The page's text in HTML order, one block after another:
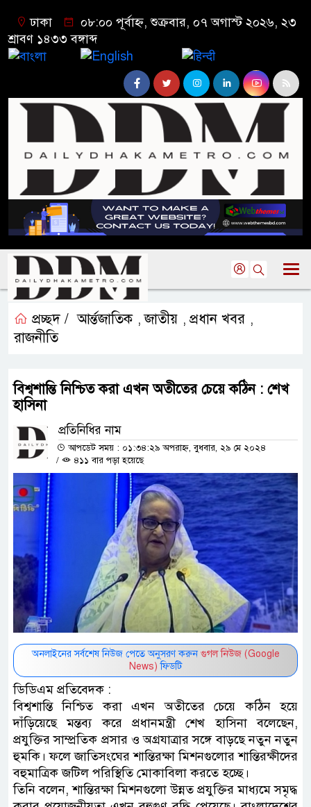
ঢাকা
০৮:০০ পূর্বাহ্ন, শুক্রবার, ০৭ অগাস্ট ২০২৬, ২৩
শ্রাবণ ১৪৩৩ বঙ্গাব্দ
প্রচ্ছদ / আর্ন্তজাতিক ,জাতীয় , প্রধান খবর ,
রাজনীতি
বিশ্বশান্তি নিশ্চিত করা এখন অতীতের চেয়ে কঠিন : শেখ
হাসিনা
প্রতিনিধির নাম
আপডেট সময় : ০১:৩৪:২৯ অপরাহ্ন, বুধবার, ২৯ মে ২০২৪
/
৪১১ বার পড়া হয়েছে
অনলাইনের সর্বশেষ নিউজ পেতে অনুসরণ করুন গুগল নিউজ (Google
News) ফিডটি
ডিডিএম প্রতিবেদক :
বিশ্বশান্তি নিশ্চিত করা এখন অতীতের চেয়ে কঠিন হয়ে
দাঁড়িয়েছে মন্তব্য করে প্রধানমন্ত্রী শেখ হাসিনা বলেছেন,
প্রযুক্তির সাম্প্রতিক প্রসার ও অগ্রযাত্রার সঙ্গে বাড়ছে নতুন নতুন
হুমকি। ফলে জাতিসংঘের শান্তিরক্ষা মিশনগুলোর শান্তিরক্ষীদের
বহুমাত্রিক জটিল পরিস্থিতি মোকাবিলা করতে হচ্ছে।
তিনি বলেন, শান্তিরক্ষা মিশনগুলো উন্নত প্রযুক্তির মাধ্যমে সমৃদ্ধ